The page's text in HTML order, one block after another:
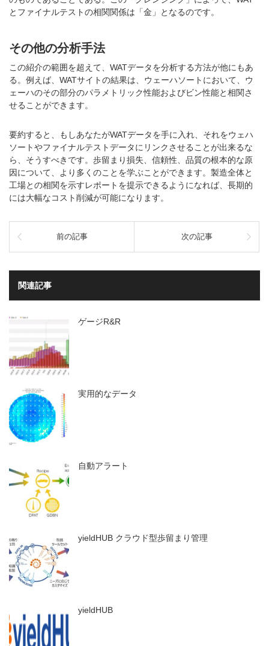
とファイナルテストの相関関係は「金」となるのです。
その他の分析手法
この紹介の範囲を超えて、WATデータを分析する方法が他にもあ
る。例えば、WATサイトの結果は、ウェーハソートにおいて、ウ
ェーハのその部分のパラメトリック性能およびビン性能と相関さ
せることができます。
要約すると、もしあなたがWATデータを手に入れ、それをウェハ
ソートやファイナルテストデータにリンクさせることが出来るな
ら、そうすべきです。歩留まり損失、信頼性、品質の根本的な原
因について、より多くのことを学ぶことができます。製造全体と
工場との相関を示すレポートを提示できるようになれば、長期的
には大幅なコスト削減が可能になります。
前の記事 次の記事
関連記事
ゲージR&R
実用的なデータ
自動アラート
yieldHUB クラウド型歩留まり管理
yieldHUB